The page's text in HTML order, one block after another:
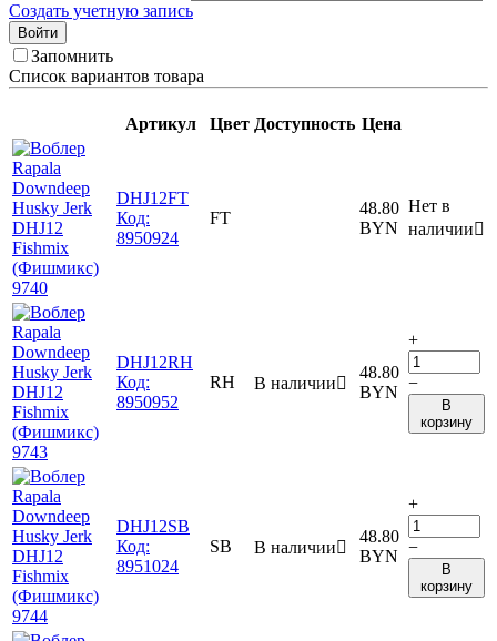
Создать учетную запись
Войти
Запомнить
Список вариантов товара
Артикул Цвет Доступность Цена
DHJ12FT
Код:
8950924
FT
48.80
BYN
Нет в
наличии
DHJ12RH
Код:
8950952
RH В наличии
48.80
BYN
+
−
В
корзину
DHJ12SB
Код:
8951024
SB В наличии
48.80
BYN
+
−
В
корзину